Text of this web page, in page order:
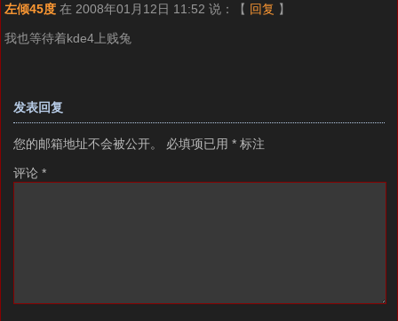
左倾45度 在 2008年01月12日 11:52 说： 【 回复 】
我也等待着kde4上贱兔
发表回复
您的邮箱地址不会被公开。 必填项已用 * 标注
评论 *